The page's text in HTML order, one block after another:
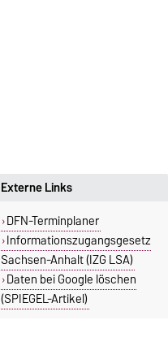
Externe Links
DFN-Terminplaner
Informationszugangsgesetz
Sachsen-Anhalt (IZG LSA)
Daten bei Google löschen
(SPIEGEL-Artikel)